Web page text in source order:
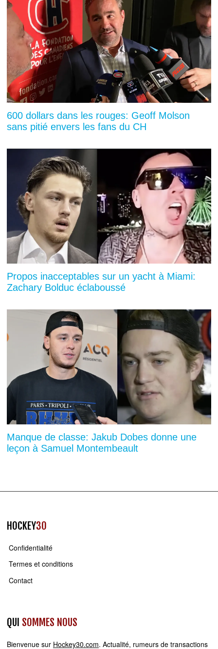
600 dollars dans les rouges: Geoff Molson
sans pitié envers les fans du CH
Propos inacceptables sur un yacht à Miami:
Zachary Bolduc éclaboussé
Manque de classe: Jakub Dobes donne une
leçon à Samuel Montembeault
HOCKEY30
Confidentialité
Termes et conditions
Contact
QUI SOMMES NOUS
Bienvenue sur Hockey30.com. Actualité, rumeurs de transactions